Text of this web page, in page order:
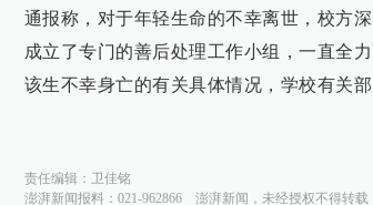
通报称，对于年轻生命的不幸离世，校方
成立了专门的善后处理工作小组，一直全
该生不幸身亡的有关具体情况，学校有关
责任编辑： 卫佳铭
澎湃新闻报料：021-962866
澎湃新闻，未经授权不得转载